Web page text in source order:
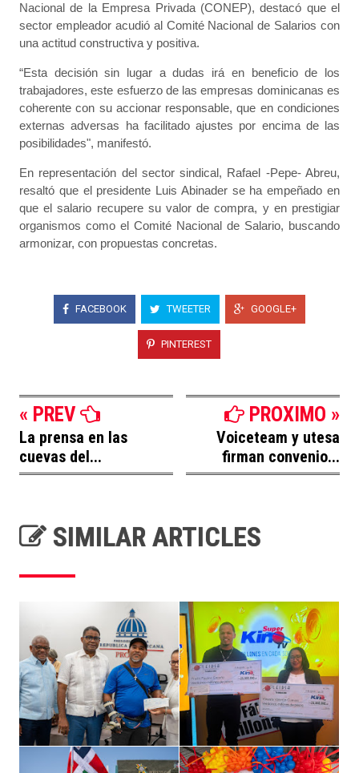
Nacional de la Empresa Privada (CONEP), destacó que el
sector empleador acudió al Comité Nacional de Salarios con
una actitud constructiva y positiva.
“Esta decisión sin lugar a dudas irá en beneficio de los
trabajadores, este esfuerzo de las empresas dominicanas es
coherente con su accionar responsable, que en condiciones
externas adversas ha facilitado ajustes por encima de las
posibilidades", manifestó.
En representación del sector sindical, Rafael -Pepe- Abreu,
resaltó que el presidente Luis Abinader se ha empeñado en
que el salario recupere su valor de compra, y en prestigiar
organismos como el Comité Nacional de Salario, buscando
armonizar, con propuestas concretas.
FACEBOOK TWEETER GOOGLE+
PINTEREST
« PREV
La prensa en las
cuevas del...
PROXIMO »
Voiceteam y utesa
firman convenio...
SIMILAR ARTICLES